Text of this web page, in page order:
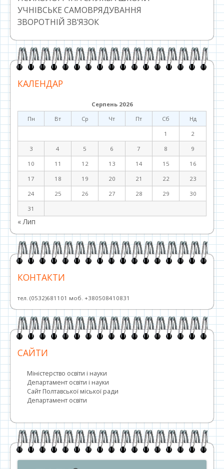
УЧНІВСЬКЕ САМОВРЯДУВАННЯ
ЗВОРОТНІЙ ЗВ’ЯЗОК
КАЛЕНДАР
Серпень 2026
Пн
Вт Ср Чт Пт Сб
Нд
1
2
3
4 5 6 7 8
9
10
11 12 13 14 15
16
17
18 19 20 21 22
23
24
25 26 27 28 29
30
31
« Лип
КОНТАКТИ
тел. (0532)681101 моб. +380508410831
САЙТИ
Міністерство освіти і науки
Департамент освіти і науки
Сайт Полтавської міської ради
Департамент освіти